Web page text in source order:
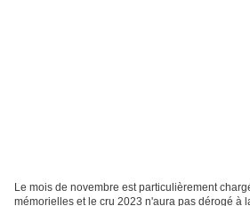
Le mois de novembre est particulièrement
mémorielles et le cru 2023 n'aura pas dérogé à